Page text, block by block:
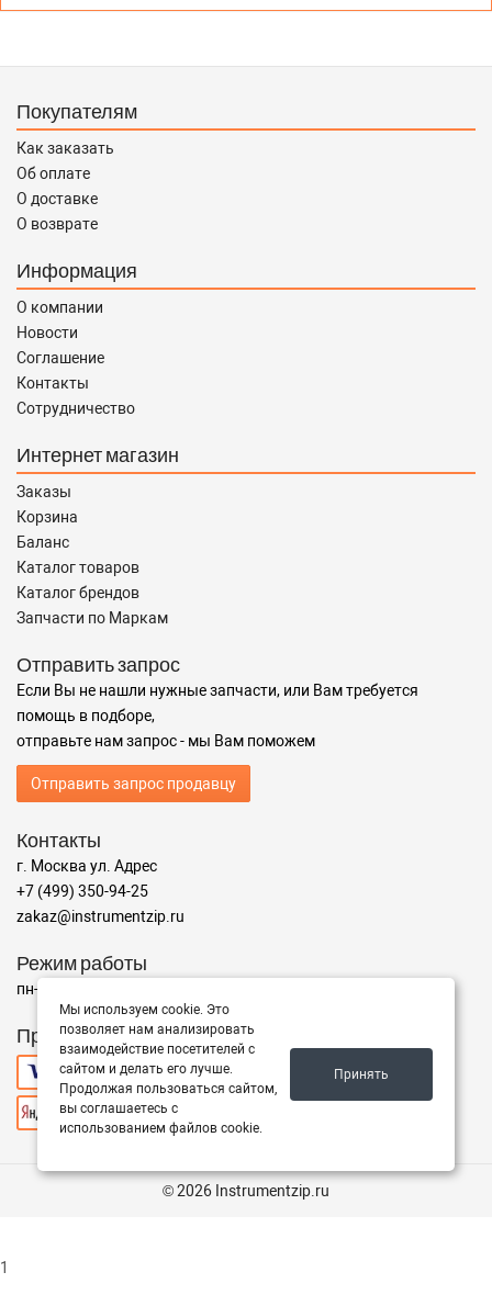
«О защите прав потребителей».
Покупателям
Как заказать
Об оплате
О доставке
О возврате
Информация
О компании
Новости
Соглашение
Контакты
Сотрудничество
Интернет магазин
Заказы
Корзина
Баланс
Каталог товаров
Каталог брендов
Запчасти по Маркам
Отправить запрос
Если Вы не нашли нужные запчасти, или Вам требуется
помощь в подборе,
отправьте нам запрос - мы Вам поможем
Отправить запрос продавцу
Контакты
г. Москва ул. Адрес
+7 (499) 350-94-25
zakaz@instrumentzip.ru
Режим работы
пн-пт с 9:00 до 18:00, сб 9:00 до 16:00, вс - выходной
Принимаем к оплате
© 2026 Instrumentzip.ru
Мы используем cookie. Это
позволяет нам анализировать
взаимодействие посетителей с
сайтом и делать его лучше.
Продолжая пользоваться сайтом,
вы соглашаетесь с
использованием файлов cookie.
Принять
1